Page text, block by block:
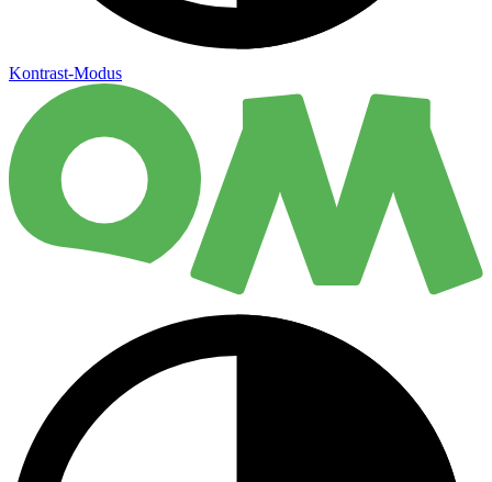
Kontrast-Modus